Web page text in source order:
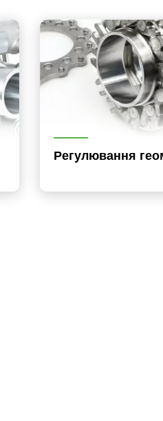
Регулювання